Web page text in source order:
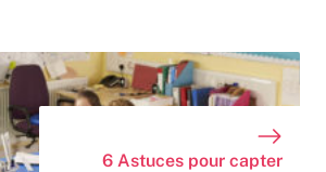
6 Astuces pour capter